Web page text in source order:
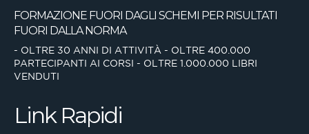
FORMAZIONE FUORI DAGLI SCHEMI PER RISULTATI
FUORI DALLA NORMA
- OLTRE 30 ANNI DI ATTIVITÀ - OLTRE 400.000
PARTECIPANTI AI CORSI - OLTRE 1.000.000 LIBRI
VENDUTI
Link Rapidi